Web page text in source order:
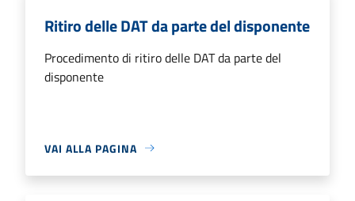
Ritiro delle DAT da parte del disponente
Procedimento di ritiro delle DAT da parte del
disponente
VAI ALLA PAGINA